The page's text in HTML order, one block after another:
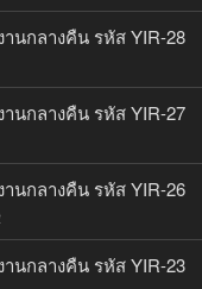
นกลางคืน รหัส YIR-28
นกลางคืน รหัส YIR-27
นกลางคืน รหัส YIR-26
นกลางคืน รหัส YIR-23